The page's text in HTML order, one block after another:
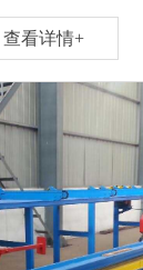
查看详情+